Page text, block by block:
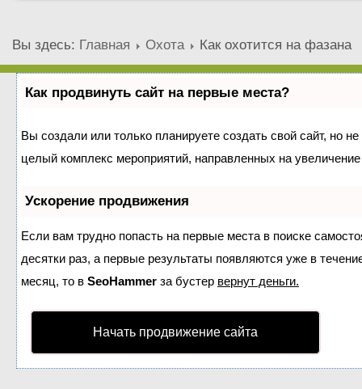
Вы здесь: Главная Охота Как охотится на фазана
Как продвинуть сайт на первые места?
Вы создали или только планируете создать свой сайт, но
целый комплекс мероприятий, направленных на
Ускорение продвижения
Если вам трудно попасть на первые места в поиске
десятки раз, а первые результаты появляются уже в
месяц, то в SeoHammer за бустер вернут деньги.
Начать продвижение сайта